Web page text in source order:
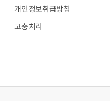
개인정보취급방침
고충처리